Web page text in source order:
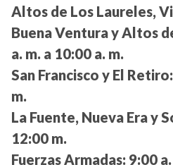
Altos de Los Laureles,
Buena Ventura y Altos
a. m. a 10:00 a. m.
San Francisco y El Retiro:
m.
La Fuente, Nueva Era y
12:00 m.
Fuerzas Armadas: 9:00